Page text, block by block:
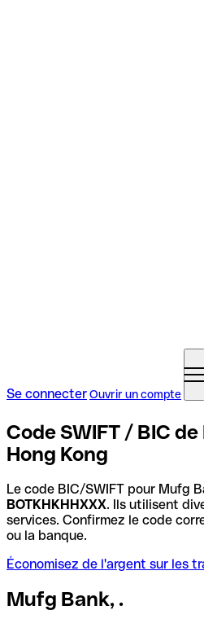
Se connecterOuvrir un compte
Code SWIFT / BIC
Hong Kong
Le code BIC/SWIFT pour Mufg
BOTKHKHHXXX. Ils utilisent
services. Confirmez le code
ou la banque.
Économisez de l'argent sur les
Mufg Bank, .